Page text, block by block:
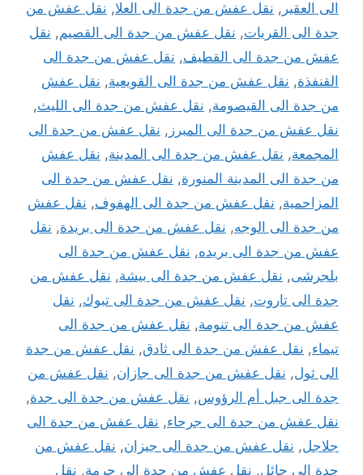
الى العقير , نقل عفش من جدة الى العلا, نقل عفش من
جدة الى القريات, نقل عفش من جدة الى القصيم, نقل
عفش من جدة الى القطيف, نقل عفش من جدة الى
القنفذة, نقل عفش من جدة الى القويعية, نقل عفش
من جدة الى القيصومة, نقل عفش من جدة الى الليث,
نقل عفش من جدة الى المبرز , نقل عفش من جدة الى
المجمعة, نقل عفش من جدة الى المدينة, نقل عفش
من جدة الى المدينة المنورة, نقل عفش من جدة الى
المزاحمية, نقل عفش من جدة الى الهفوف, نقل عفش
من جدة الى الوجه, نقل عفش من جدة الى بريدة, نقل
عفش من جدة الى بريده, نقل عفش من جدة الى
بلجرشى, نقل عفش من جدة الى بيشة, نقل عفش من
جدة الى تاروت, نقل عفش من جدة الى تبوك, نقل
عفش من جدة الى تنومة, نقل عفش من جدة الى
تيماء, نقل عفش من جدة الى ثادق, نقل عفش من جدة
الى ثول, نقل عفش من جدة الى جازان, نقل عفش من
جدة الى جبل أم الرؤوس, نقل عفش من جدة الى جدة,
نقل عفش من جدة الى جرحاء, نقل عفش من جدة الى
جلاجل, نقل عفش من جدة الى جيزان, نقل عفش من
جدة الى حائل, نقل عفش من جدة الى حرمة, نقل